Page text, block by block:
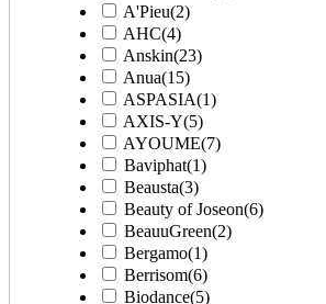
A'Pieu(2)
AHC(4)
Anskin(23)
Anua(15)
ASPASIA(1)
AXIS-Y(5)
AYOUME(7)
Baviphat(1)
Beausta(3)
Beauty of Joseon(6)
BeauuGreen(2)
Bergamo(1)
Berrisom(6)
Biodance(5)